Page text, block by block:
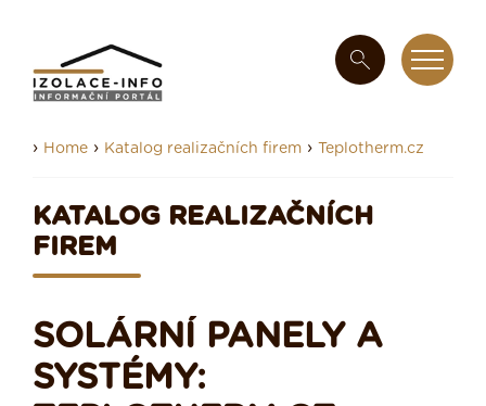
› Home › Katalog realizačních firem › Teplotherm.cz
KATALOG REALIZAČNÍCH
FIREM
SOLÁRNÍ PANELY A
SYSTÉMY: